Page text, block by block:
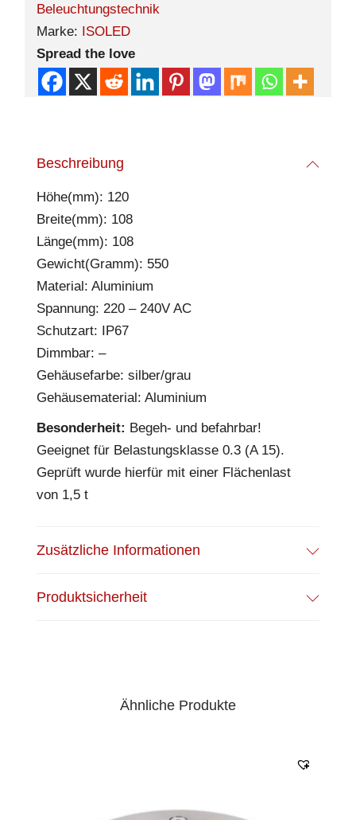
Beleuchtungstechnik
Marke: ISOLED
Spread the love
Beschreibung
Höhe(mm): 120
Breite(mm): 108
Länge(mm): 108
Gewicht(Gramm): 550
Material: Aluminium
Spannung: 220 – 240V AC
Schutzart: IP67
Dimmbar: –
Gehäusefarbe: silber/grau
Gehäusematerial: Aluminium
Besonderheit: Begeh- und befahrbar!
Geeignet für Belastungsklasse 0.3 (A 15).
Geprüft wurde hierfür mit einer Flächenlast
von 1,5 t
Zusätzliche Informationen
Produktsicherheit
Ähnliche Produkte